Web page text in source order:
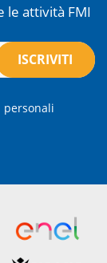
le attività FMI